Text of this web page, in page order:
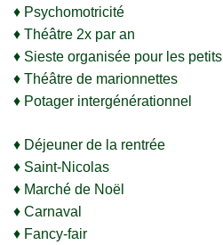
♦ Psychomotricité
♦ Théâtre 2x par an
♦ Sieste organisée pour les petits
♦ Théâtre de marionnettes
♦ Potager intergénérationnel
♦ Déjeuner de la rentrée
♦ Saint-Nicolas
♦ Marché de Noël
♦ Carnaval
♦ Fancy-fair